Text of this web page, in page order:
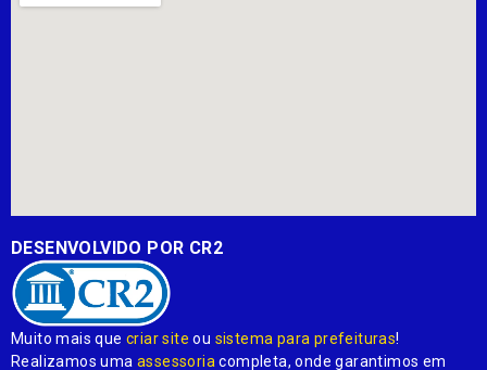
DESENVOLVIDO POR CR2
Muito mais quecriar site ou sistema para prefeituras!
Realizamos umaassessoria completa, onde garantimos em